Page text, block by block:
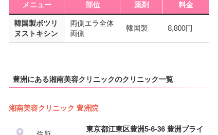
メニュー 部位 薬剤 料金
韓国製ボツリ
ヌストキシン
両側エラ全体
両側
韓国製 8,800円
豊洲にある湘南美容クリニックのクリニック一覧
湘南美容クリニック 豊洲院
東京都江東区豊洲5-6-36 豊洲プライ